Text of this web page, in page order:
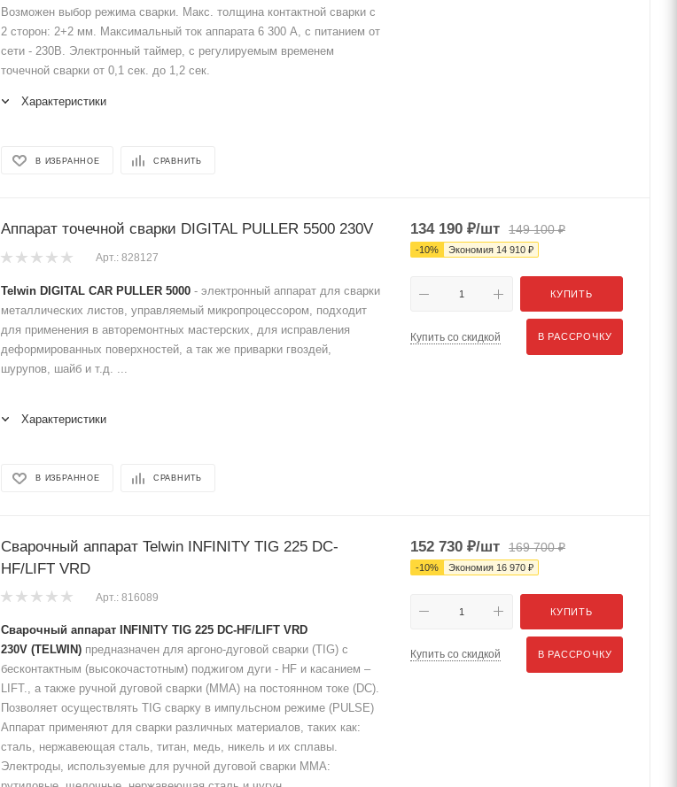
Возможен выбор режима сварки. Макс. толщина контактной сварки с
2 сторон: 2+2 мм. Максимальный ток аппарата 6 300 А, с питанием от
сети - 230В. Электронный таймер, с регулируемым временем
точечной сварки от 0,1 сек. до 1,2 сек.
Характеристики
В ИЗБРАННОЕ СРАВНИТЬ
Аппарат точечной сварки DIGITAL PULLER 5500 230V
Арт.: 828127
Telwin DIGITAL CAR PULLER 5000 - электронный аппарат для сварки
металлических листов, управляемый микропроцессором, подходит
для применения в авторемонтных мастерских, для исправления
деформированных поверхностей, а так же приварки гвоздей,
шурупов, шайб и т.д. ...
Характеристики
В ИЗБРАННОЕ СРАВНИТЬ
134 190 ₽/шт 149 100₽
-10% Экономия 14 910 ₽
КУПИТЬ
Купить со скидкой В РАССРОЧКУ
Сварочный аппарат Telwin INFINITY TIG 225 DC-
HF/LIFT VRD
Арт.: 816089
Сварочный аппарат INFINITY TIG 225 DC-HF/LIFT VRD
230V (TELWIN) предназначен для аргоно-дуговой сварки (TIG) с
бесконтактным (высокочастотным) поджигом дуги - HF и касанием –
LIFT., а также ручной дуговой сварки (MMA) на постоянном токе (DC).
Позволяет осуществлять TIG сварку в импульсном режиме (PULSE)
Аппарат применяют для сварки различных материалов, таких как:
сталь, нержавеющая сталь, титан, медь, никель и их сплавы.
Электроды, используемые для ручной дуговой сварки MMA:
152 730 ₽/шт 169 700₽
-10% Экономия 16 970 ₽
КУПИТЬ
Купить со скидкой В РАССРОЧКУ